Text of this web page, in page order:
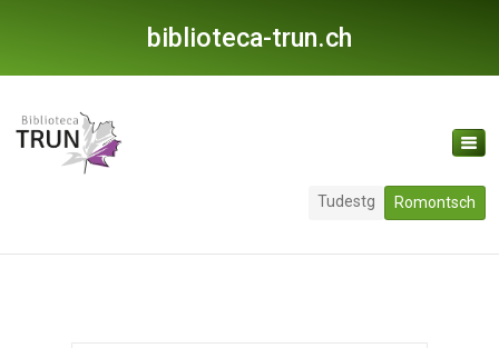
biblioteca-trun.ch
Tudestg Romontsch